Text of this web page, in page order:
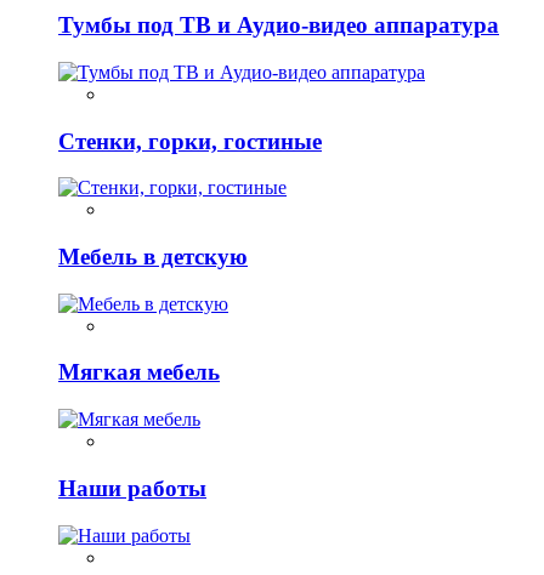
Тумбы под ТВ и Аудио-видео аппаратура
Стенки, горки, гостиные
Мебель в детскую
Мягкая мебель
Наши работы